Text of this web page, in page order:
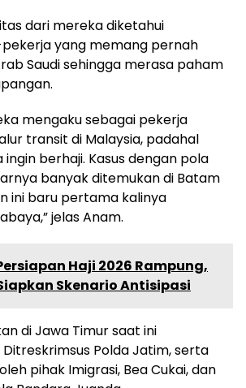
dari mereka diketahui
yang memang pernah
Saudi sehingga merasa paham
mengaku sebagai pekerja
transit di Malaysia, padahal
berhaji. Kasus dengan pola
banyak ditemukan di Batam
ini baru pertama kalinya
jelas Anam.
Haji 2026 Rampung,
Skenario Antisipasi
di Jawa Timur saat ini
Polda Jatim, serta
pihak Imigrasi, Bea Cukai, dan